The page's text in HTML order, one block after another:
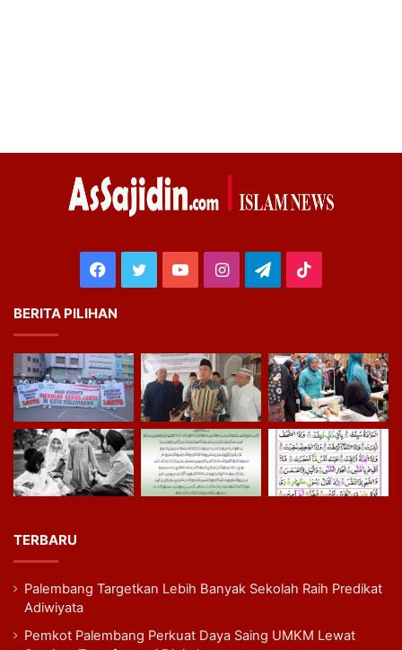
Facebook
TwitterYouTubeInstagram
Telegram
BERITA PILIHAN
TERBARU
Palembang Targetkan Lebih Banyak Sekolah Raih Predikat
Adiwiyata
Pemkot Palembang Perkuat Daya Saing UMKM Lewat